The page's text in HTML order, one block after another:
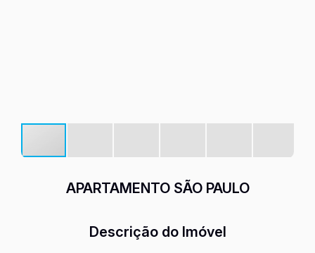
APARTAMENTO SÃO PAULO
Descrição do Imóvel